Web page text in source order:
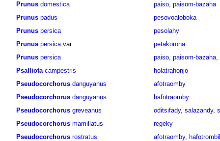
Prunus domestica paiso, paisom-bazaha
Prunus padus
pesovoaloboka
Prunus persica
pesolahy
Prunus persicavar.
petakorona
Prunus persica paiso, paisom-bazaha,
Psalliota campestris
holatrahonjo
Pseudocorchorus danguyanus
afotraomby
Pseudocorchorus danguyanus
hafotraomby
Pseudocorchorus greveanus oditsifady, salazandy,
Pseudocorchorus mamillatus
regeky
Pseudocorchorus rostratus afotraomby,